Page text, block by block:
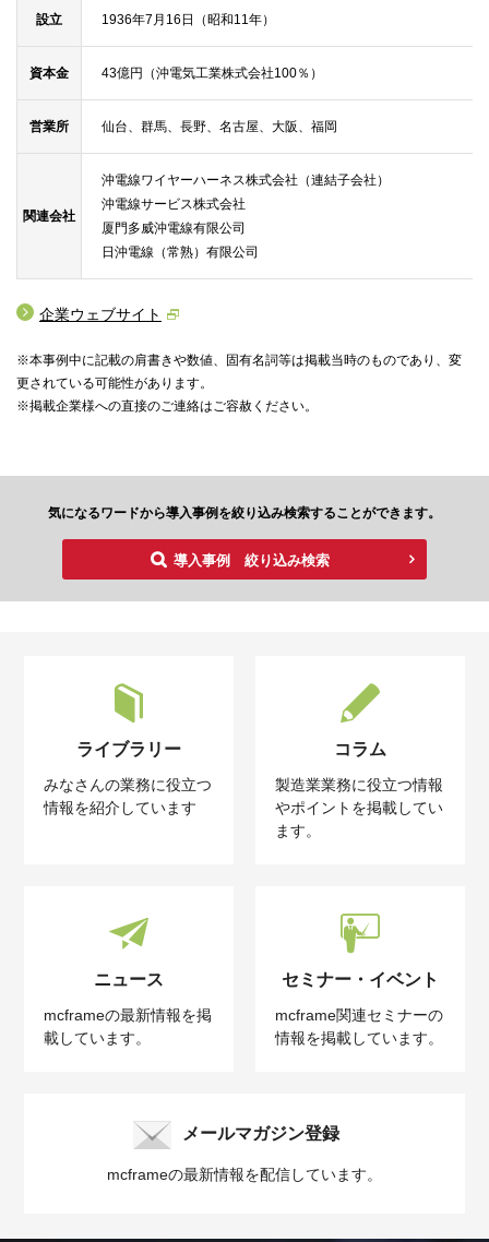
設立 1936年7月16日（昭和11年）
資本金 43億円（沖電気工業株式会社100％）
営業所 仙台、群馬、長野、名古屋、大阪、福岡
関連会社
沖電線ワイヤーハーネス株式会社（連結子会社）
沖電線サービス株式会社
厦門多威沖電線有限公司
日沖電線（常熟）有限公司
企業ウェブサイト
※本事例中に記載の肩書きや数値、固有名詞等は掲載当時のものであり、変
更されている可能性があります。
※掲載企業様への直接のご連絡はご容赦ください。
気になるワードから導入事例を絞り込み検索することができます。
導入事例 絞り込み検索
ライブラリー
みなさんの業務に役立つ
情報を紹介しています
コラム
製造業業務に役立つ情報
やポイントを掲載してい
ます。
ニュース
mcframeの最新情報を掲
載しています。
セミナー・イベント
mcframe関連セミナーの
情報を掲載しています。
メールマガジン登録
mcframeの最新情報を配信しています。